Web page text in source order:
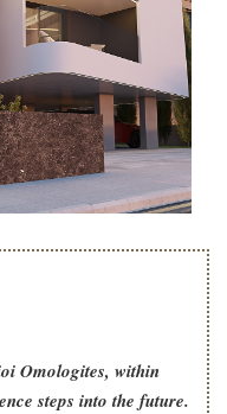
Omologites, within
steps into the future.